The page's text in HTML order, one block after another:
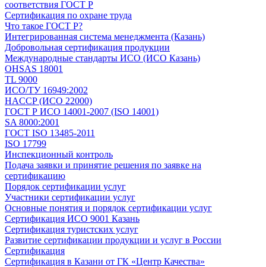
соответствия ГОСТ Р
Сертификация по охране труда
Что такое ГОСТ Р?
Интегрированная система менеджмента (Казань)
Добровольная сертификация продукции
Международные стандарты ИСО (ИСО Казань)
OHSAS 18001
TL 9000
ИСО/ТУ 16949:2002
HACCP (ИСО 22000)
ГОСТ Р ИСО 14001-2007 (ISO 14001)
SA 8000:2001
ГОСТ ISO 13485-2011
ISO 17799
Инспекционный контроль
Подача заявки и принятие решения по заявке на
сертификацию
Порядок сертификации услуг
Участники сертификации услуг
Основные понятия и порядок сертификации услуг
Сертификация ИСО 9001 Казань
Сертификация туристских услуг
Развитие сертификации продукции и услуг в России
Сертификация
Сертификация в Казани от ГК «Центр Качества»